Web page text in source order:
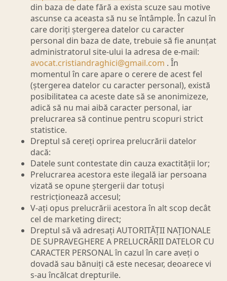
din baza de date fără a exista scuze sau motive
ascunse ca aceasta să nu se întâmple. În cazul în
care doriți ștergerea datelor cu caracter
personal din baza de date, trebuie să fie anunțat
administratorul site-ului la adresa de e-mail:
avocat.cristiandraghici@gmail.com . În
momentul în care apare o cerere de acest fel
(ștergerea datelor cu caracter personal), există
posibilitatea ca aceste date să se anonimizeze,
adică să nu mai aibă caracter personal, iar
prelucrarea să continue pentru scopuri strict
statistice.
Dreptul să cereți oprirea prelucrării datelor
dacă:
Datele sunt contestate din cauza exactității lor;
Prelucrarea acestora este ilegală iar persoana
vizată se opune ștergerii dar totuși
restricționează accesul;
V-ați opus prelucrării acestora în alt scop decât
cel de marketing direct;
Dreptul să vă adresați AUTORITĂȚII NAȚIONALE
DE SUPRAVEGHERE A PRELUCRĂRII DATELOR CU
CARACTER PERSONAL în cazul în care aveți o
dovadă sau bănuiți că este necesar, deoarece vi
s-au încălcat drepturile.